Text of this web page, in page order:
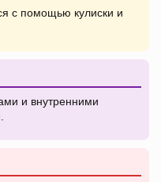
с помощью кулиски и
и внутренними